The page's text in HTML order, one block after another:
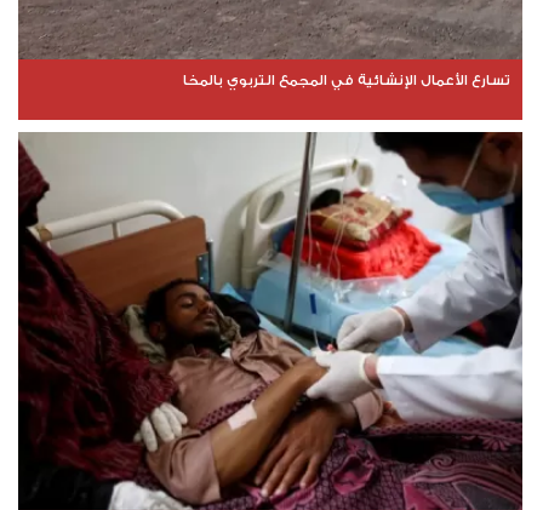
تسارع الأعمال الإنشائية في المجمع التربوي بالمخا